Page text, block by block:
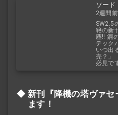
ソード
2週間
SW2.5
籍の新
塵!! 鋼
テック
いつ出
売？」
必見で
新刊『降機の塔ヴァ
ます！